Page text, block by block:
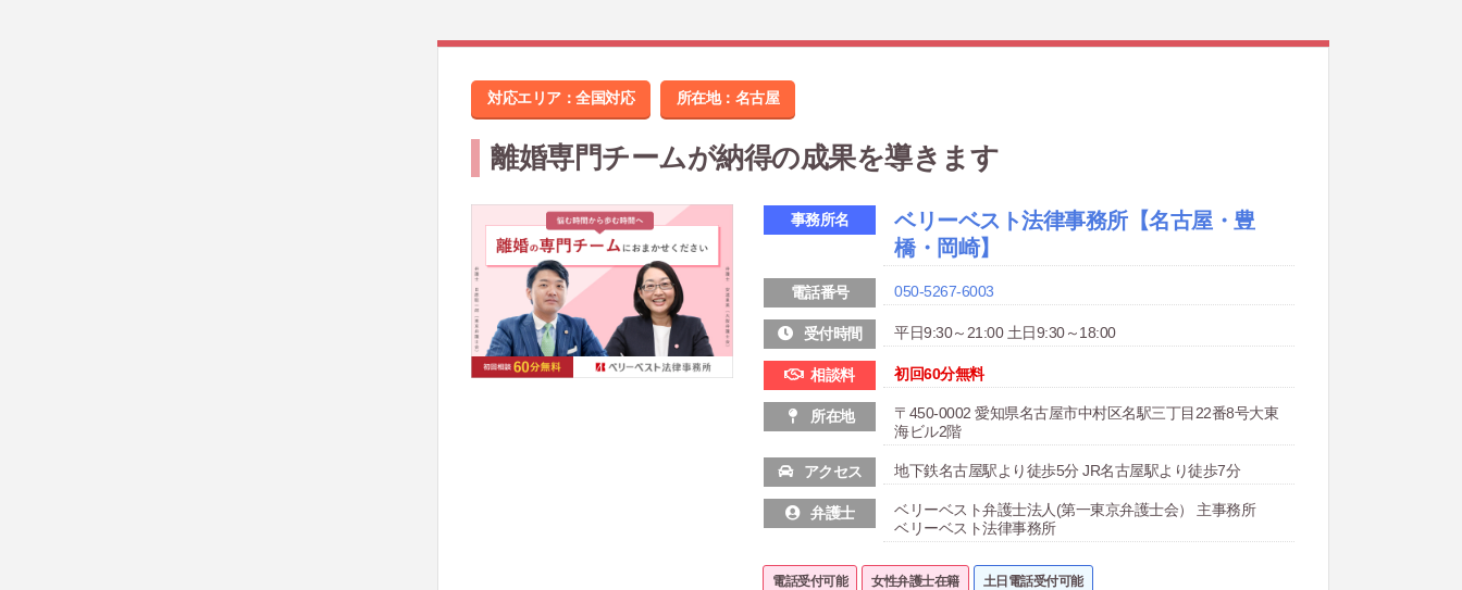
対応エリア：全国対応 所在地： 名古屋
離婚専門チームが納得の成果を導きます
事務所名 ベリーベスト法律事務所【名古屋・豊
橋・岡崎】
電話番号 050-5267-6003
受付時間 平日9:30～21:00 土日9:30～18:00
相談料 初回60分無料
所在地
〒450-0002 愛知県名古屋市中村区名駅三丁目22番8号大東
海ビル2階
アクセス 地下鉄名古屋駅より徒歩5分 JR名古屋駅より徒歩7分
弁護士
ベリーベスト弁護士法人(第一東京弁護士会） 主事務所
ベリーベスト法律事務所
電話受付可能 女性弁護士在籍 土日電話受付可能